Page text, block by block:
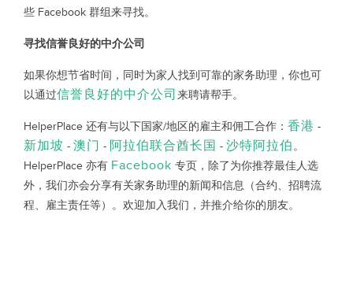
些 Facebook 群组来寻找。
寻找信誉良好的中介公司
如果你想节省时间，同时为家人找到可靠的家务助理，你也可
以通过信誉良好的中介公司 来聘请帮手。
HelperPlace 还有与以下国家/地区的雇主和佣工合作： 香港 -
新加坡 - 澳门 - 阿拉伯联合酋长国 - 沙特阿拉伯。
HelperPlace 亦有 Facebook 专页，除了为你推荐最佳人选
外，我们亦会分享有关家务助理的新闻和信息（合约、招聘流
程、雇主责任等）。欢迎加入我们，并推介给你的朋友。